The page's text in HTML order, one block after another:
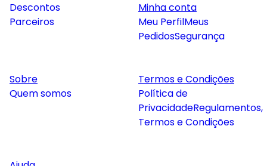
Descontos
Parceiros
Minha conta
Meu PerfilMeus
PedidosSegurança
Sobre
Quem somos
Termos e Condições
Política de
PrivacidadeRegulamentos,
Termos e Condições